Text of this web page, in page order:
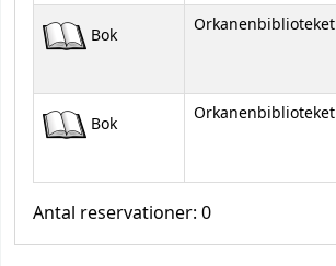
Bok Orkanenbiblioteket
Bok Orkanenbiblioteket
Antal reservationer: 0